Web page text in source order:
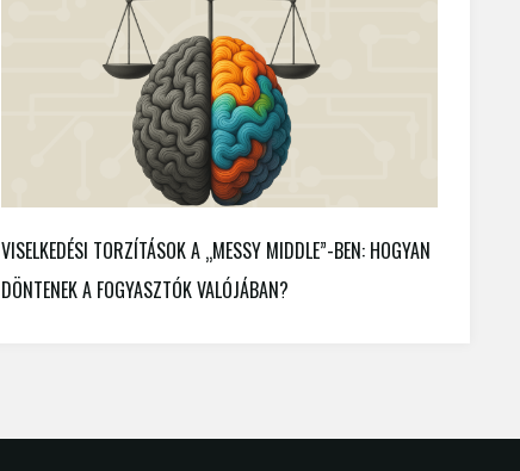
VISELKEDÉSI TORZÍTÁSOK A „MESSY MIDDLE”-BEN: HOGYAN
DÖNTENEK A FOGYASZTÓK VALÓJÁBAN?